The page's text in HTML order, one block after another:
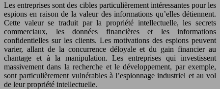
Les entreprises sont des cibles particulièrement intéressantes pour les
espions en raison de la valeur des informations qu’elles détiennent.
Cette valeur se traduit par la propriété intellectuelle, les secrets
commerciaux, les données financières et les informations
confidentielles sur les clients. Les motivations des espions peuvent
varier, allant de la concurrence déloyale et du gain financier au
chantage et à la manipulation. Les entreprises qui investissent
massivement dans la recherche et le développement, par exemple,
sont particulièrement vulnérables à l’espionnage industriel et au vol
de leur propriété intellectuelle.